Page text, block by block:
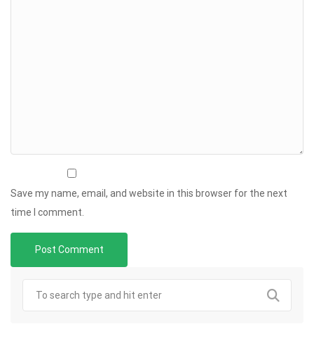
Save my name, email, and website in this browser for the next
time I comment.